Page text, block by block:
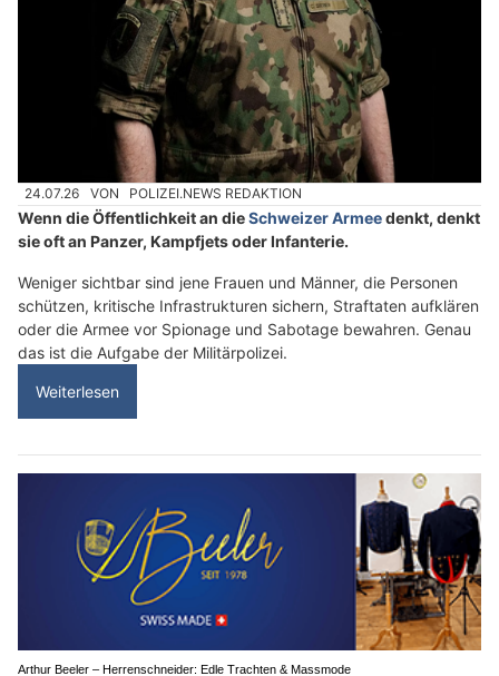
24.07.26 VON POLIZEI.NEWS REDAKTION
Wenn die Öffentlichkeit an dieSchweizer Armeedenkt, denkt
sie oft an Panzer, Kampfjets oder Infanterie.
Weniger sichtbar sind jene Frauen und Männer, die Personen
schützen, kritische Infrastrukturen sichern, Straftaten aufklären
oder die Armee vor Spionage und Sabotage bewahren. Genau
das ist die Aufgabe der Militärpolizei.
Weiterlesen
Arthur Beeler – Herrenschneider: Edle Trachten & Massmode